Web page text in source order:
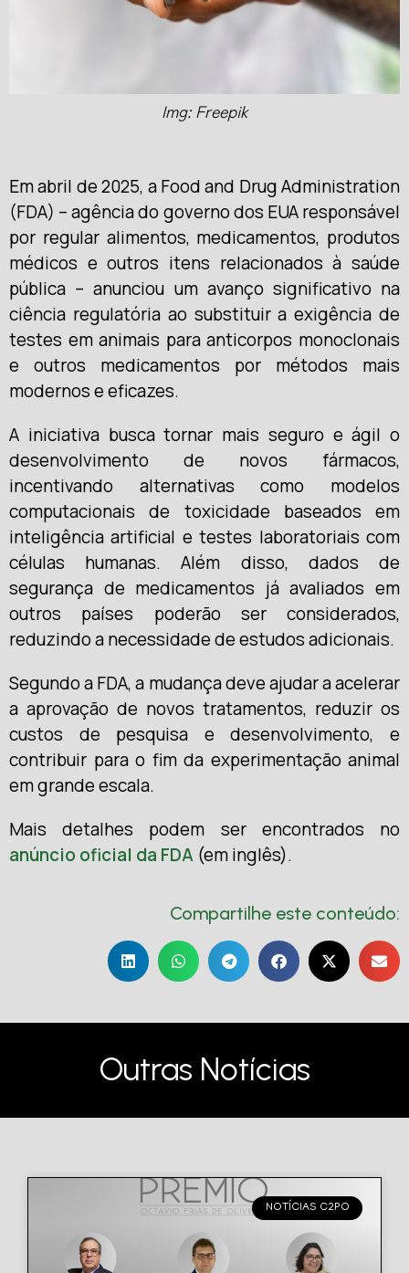
Img: Freepik
Em abril de 2025, a Food and Drug Administration
(FDA) – agência do governo dos EUA responsável
por regular alimentos, medicamentos, produtos
médicos e outros itens relacionados à saúde
pública – anunciou um avanço significativo na
ciência regulatória ao substituir a exigência de
testes em animais para anticorpos monoclonais
e outros medicamentos por métodos mais
modernos e eficazes.
A iniciativa busca tornar mais seguro e ágil o
desenvolvimento de novos fármacos,
incentivando alternativas como modelos
computacionais de toxicidade baseados em
inteligência artificial e testes laboratoriais com
células humanas. Além disso, dados de
segurança de medicamentos já avaliados em
outros países poderão ser considerados,
reduzindo a necessidade de estudos adicionais.
Segundo a FDA, a mudança deve ajudar a acelerar
a aprovação de novos tratamentos, reduzir os
custos de pesquisa e desenvolvimento, e
contribuir para o fim da experimentação animal
em grande escala.
Mais detalhes podem ser encontrados no
anúncio oficial da FDA (em inglês).
Compartilhe este conteúdo:
Outras Notícias
NOTÍCIAS C2PO